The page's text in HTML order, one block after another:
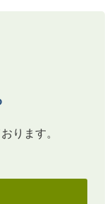
ります。